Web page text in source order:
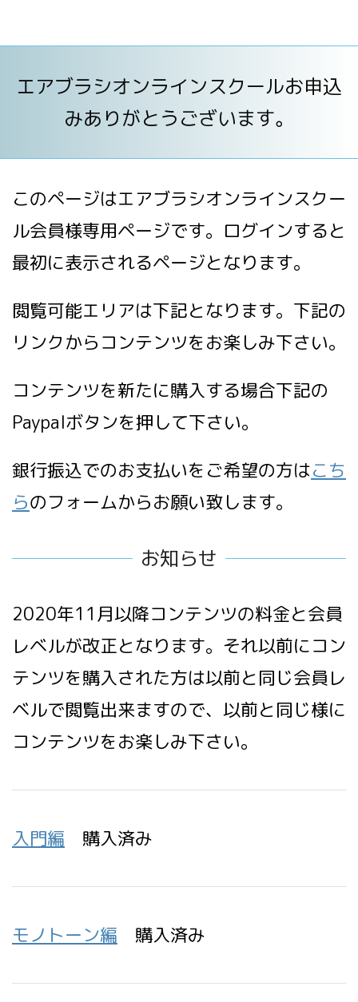
エアブラシオンラインスクールお申込
みありがとうございます。
このページはエアブラシオンラインスクー
ル会員様専用ページです。ログインすると
最初に表示されるページとなります。
閲覧可能エリアは下記となります。下記の
リンクからコンテンツをお楽しみ下さい。
コンテンツを新たに購入する場合下記の
Paypalボタンを押して下さい。
銀行振込でのお支払いをご希望の方はこち
らのフォームからお願い致します。
お知らせ
2020年11月以降コンテンツの料金と会員
レベルが改正となります。それ以前にコン
テンツを購入された方は以前と同じ会員レ
ベルで閲覧出来ますので、以前と同じ様に
コンテンツをお楽しみ下さい。
入門編 購入済み
モノトーン編 購入済み